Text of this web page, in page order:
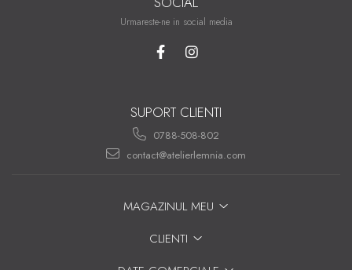
Urmareste-ne in social media
SUPORT CLIENTI
0788-508-802
contact@atelierlemnia.com
MAGAZINUL MEU
CLIENTI